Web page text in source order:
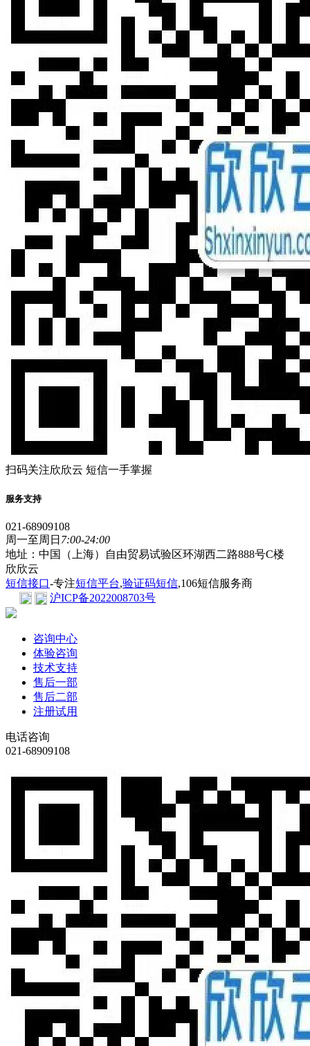
扫码关注欣欣云 短信一手掌握
服务支持
021-68909108
周一至周日 7:00-24:00
地址：中国（上海）自由贸易试验区环湖西二路888号C楼
欣欣云
短信接口-专注短信平台,验证码短信,106短信服务商
沪ICP备2022008703号
咨询中心
体验咨询
技术支持
售后一部
售后二部
注册试用
电话咨询
021-68909108